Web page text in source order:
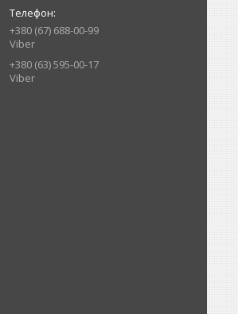
+380 (67) 688-00-99
Viber
+380 (63) 595-00-17
Viber